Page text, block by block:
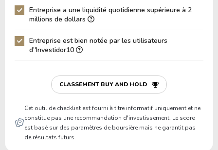
Capitaux Propres / Actifs
0.42
Passifs / Actifs
Ratio de Liquidité
P/Actif Circulant Net
Entreprise a une liquidité quotidienne supérieure à 2
millions de dollars
Entreprise est bien notée par les utilisateurs
d’'Investidor10
CLASSEMENT BUY AND HOLD
Cet outil de checklist est fourni à titre informatif uniquement et ne
constitue pas une recommandation d'investissement. Le score
est basé sur des paramètres de boursière mais ne garantit pas
de résultats futurs.